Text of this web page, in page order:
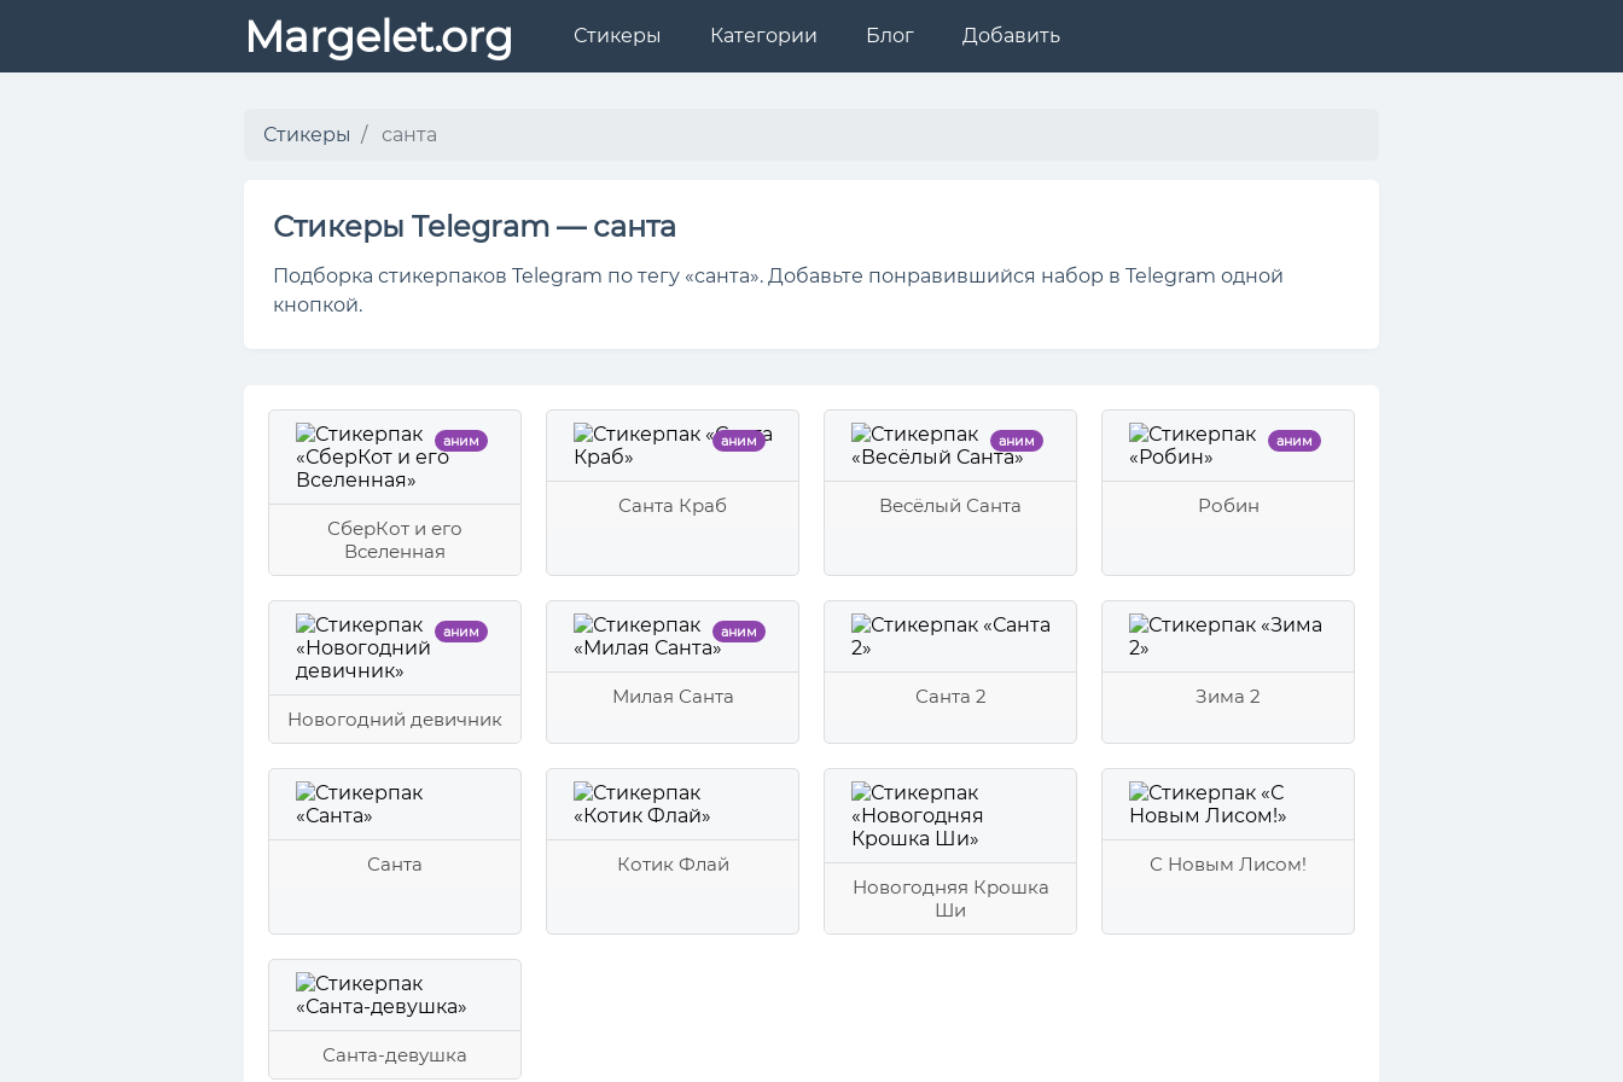
Margelet.org Стикеры Категории Блог Добавить
Стикеры санта
Стикеры Telegram — санта
Подборка стикерпаков Telegram по тегу «санта». Добавьте понравившийся набор в Telegram одной
кнопкой.
аним
СберКот и его
Вселенная
аним
Санта Краб
аним
Весёлый Санта
аним
Робин
аним
Новогодний девичник
аним
Милая Санта Санта 2 Зима 2
Санта
Котик Флай
Новогодняя Крошка
Ши
С Новым Лисом!
Санта-девушка